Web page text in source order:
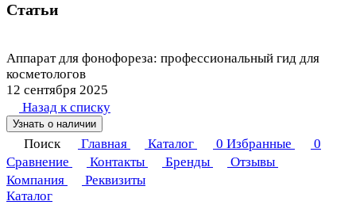
Статьи
Аппарат для фонофореза: профессиональный гид для
косметологов
12 сентября 2025
Назад к списку
Узнать о наличии
Поиск Главная Каталог 0 Избранные
0
Сравнение
Контакты Бренды
Отзывы
Компания
Реквизиты
Каталог